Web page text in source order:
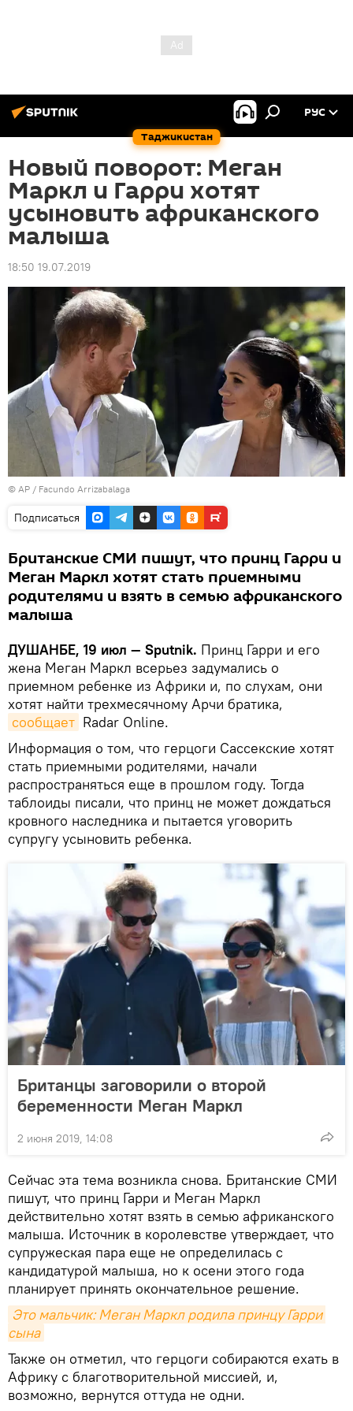
Таджикистан
РУС
Новый поворот: Меган
Маркл и Гарри хотят
усыновить африканского
малыша
18:50 19.07.2019
© AP / Facundo Arrizabalaga
Подписаться
Британские СМИ пишут, что принц Гарри и
Меган Маркл хотят стать приемными
родителями и взять в семью африканского
малыша
ДУШАНБЕ, 19 июл — Sputnik. Принц Гарри и его
жена Меган Маркл всерьез задумались о
приемном ребенке из Африки и, по слухам, они
хотят найти трехмесячному Арчи братика,
сообщает Radar Online.
Информация о том, что герцоги Сассекские хотят
стать приемными родителями, начали
распространяться еще в прошлом году. Тогда
таблоиды писали, что принц не может дождаться
кровного наследника и пытается уговорить
супругу усыновить ребенка.
Британцы заговорили о второй
беременности Меган Маркл
2 июня 2019, 14:08
Сейчас эта тема возникла снова. Британские СМИ
пишут, что принц Гарри и Меган Маркл
действительно хотят взять в семью африканского
малыша. Источник в королевстве утверждает, что
супружеская пара еще не определилась с
кандидатурой малыша, но к осени этого года
планирует принять окончательное решение.
Это мальчик: Меган Маркл родила принцу Гарри
сына
Также он отметил, что герцоги собираются ехать в
Африку с благотворительной миссией, и,
возможно, вернутся оттуда не одни.